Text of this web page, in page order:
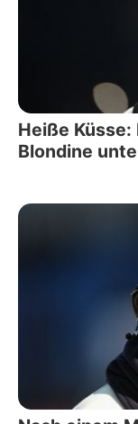
Heiße
Blondine